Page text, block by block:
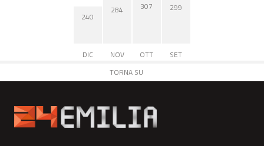
240
DIC
284
NOV
307
OTT
299
SET
TORNA SU